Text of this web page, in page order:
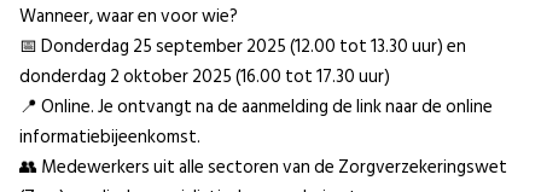
Wanneer, waar en voor wie?
📅 Donderdag 25 september 2025 (12.00 tot 13.30 uur) en
donderdag 2 oktober 2025 (16.00 tot 17.30 uur)
📍 Online. Je ontvangt na de aanmelding de link naar de online
informatiebijeenkomst.
👥 Medewerkers uit alle sectoren van de Zorgverzekeringswet